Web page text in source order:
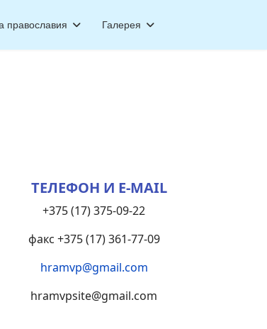
православия Галерея
ТЕЛЕФОН И E-MAIL
+375 (17) 375-09-22
факс +375 (17) 361-77-09
hramvp@gmail.com
hramvpsite@gmail.com